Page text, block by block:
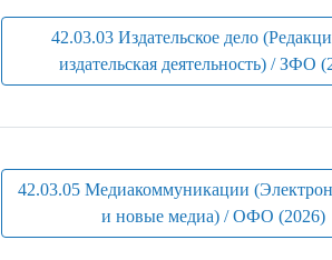
42.03.03 Издательское дело
издательская деятельность) / ЗФО
42.03.05 Медиакоммуникации
и новые медиа) / ОФО (2026)